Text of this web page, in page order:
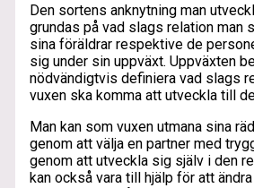
Den sortens anknytning man
grundas på vad slags relation man
sina föräldrar respektive de
sig under sin uppväxt. Uppväxten
nödvändigtvis definiera vad slags
vuxen ska komma att utveckla till
Man kan som vuxen utmana sina
genom att välja en partner med
genom att utveckla sig själv i den
kan också vara till hjälp för att ändra